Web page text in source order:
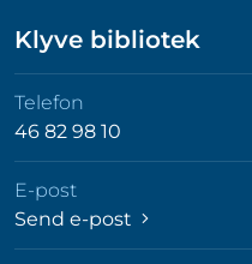
Klyve bibliotek
Telefon
46 82 98 10
E-post
Send e-post